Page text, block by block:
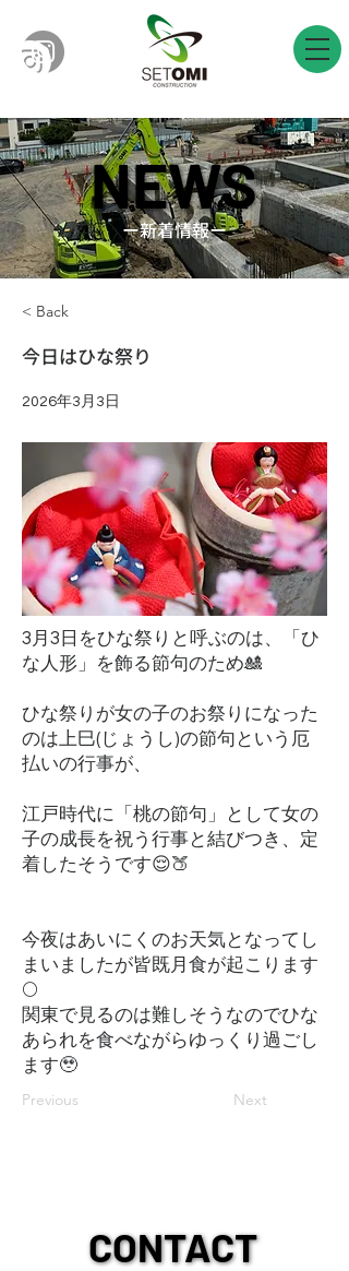
NEWS
NEWS
​ー新着情報ー
< Back
今日はひな祭り
2026年3月3日
3月3日をひな祭りと呼ぶのは、「ひ
な人形」を飾る節句のため🎎
ひな祭りが女の子のお祭りになった
のは上巳(じょうし)の節句という厄
払いの行事が、
江戸時代に「桃の節句」として女の
子の成長を祝う行事と結びつき、定
着したそうです😌🍑
今夜はあいにくのお天気となってし
まいましたが皆既月食が起こります
🌕
関東で見るのは難しそうなのでひな
あられを食べながらゆっくり過ごし
ます🥹
Previous
Next
CONTACT
CONTACT